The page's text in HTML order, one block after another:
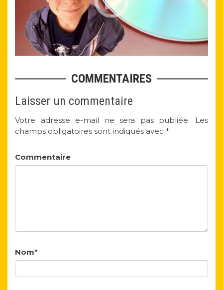
COMMENTAIRES
Laisser un commentaire
Votre adresse e-mail ne sera pas publiée.
Les
champs obligatoires sont indiqués avec *
Commentaire
Nom*